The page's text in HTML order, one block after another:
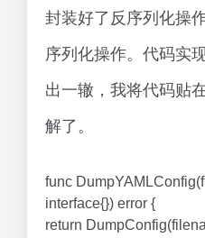
封装好了反序列化操
序列化操作。代码实
出一辙，我将代码贴
解了。
func
interface{}) error {
return